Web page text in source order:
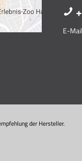
E-
der Hersteller.